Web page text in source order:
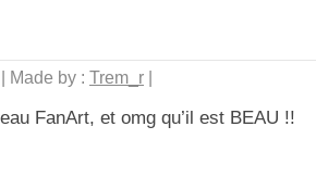
Made by : Trem_r |
FanArt, et omg qu’il est BEAU !!